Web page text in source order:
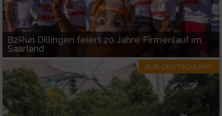
B2Run Dillingen feiert 20 Jahre Firmenlauf im
Saarland
RUN-DEUTSCHLAND